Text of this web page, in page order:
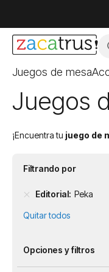
Juegos de mesa
Juegos
¡Encuentra tu juego de
Filtrando por
Editorial Peka
Quitar todos
Opciones y filtros